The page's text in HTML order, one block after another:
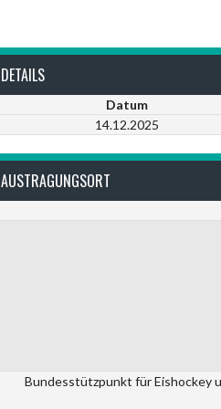
DETAILS
Datum
14.12.2025
AUSTRAGUNGSORT
Bundesstützpunkt für Eishockey